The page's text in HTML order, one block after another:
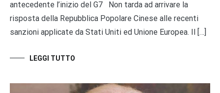
antecedente l’inizio del G7 Non tarda ad arrivare la
risposta della Repubblica Popolare Cinese alle recenti
sanzioni applicate da Stati Uniti ed Unione Europea. Il […]
LEGGI TUTTO